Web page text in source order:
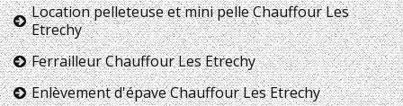
Location pelleteuse et mini pelle Chauffour Les
Etrechy
Ferrailleur Chauffour Les Etrechy
Enlèvement d'épave Chauffour Les Etrechy